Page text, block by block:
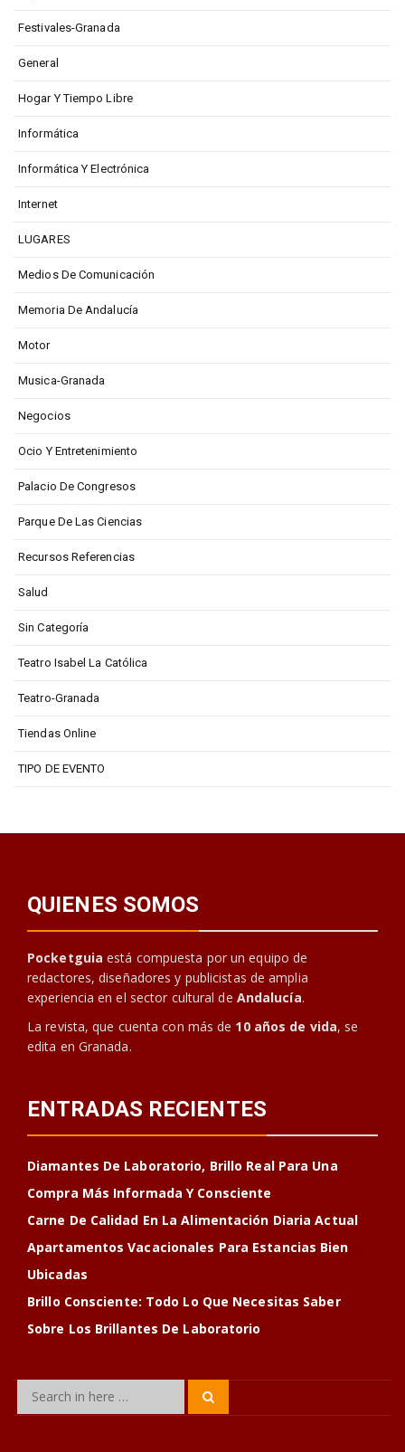
Festivales-Granada
General
Hogar Y Tiempo Libre
Informática
Informática Y Electrónica
Internet
LUGARES
Medios De Comunicación
Memoria De Andalucía
Motor
Musica-Granada
Negocios
Ocio Y Entretenimiento
Palacio De Congresos
Parque De Las Ciencias
Recursos Referencias
Salud
Sin Categoría
Teatro Isabel La Católica
Teatro-Granada
Tiendas Online
TIPO DE EVENTO
QUIENES SOMOS
Pocketguia está compuesta por un equipo de
redactores, diseñadores y publicistas de amplia
experiencia en el sector cultural de Andalucía.
La revista, que cuenta con más de 10 años de vida, se
edita en Granada.
ENTRADAS RECIENTES
Diamantes De Laboratorio, Brillo Real Para Una
Compra Más Informada Y Consciente
Carne De Calidad En La Alimentación Diaria Actual
Apartamentos Vacacionales Para Estancias Bien
Ubicadas
Brillo Consciente: Todo Lo Que Necesitas Saber
Sobre Los Brillantes De Laboratorio
Search